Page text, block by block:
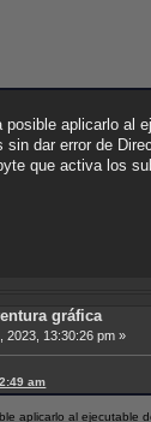
aplicarlo al
dar error de
que activa los
gráfica
2023, 13:30:26 pm »
am
aplicarlo al